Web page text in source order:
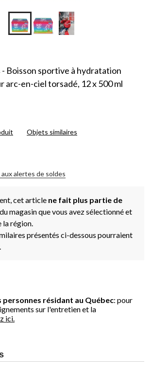
- Boisson sportive à hydratation
arc-en-ciel torsadé, 12 x 500 ml
Objets similaires
alertes de soldes
cet article ne fait plus partie de
du magasin que vous avez sélectionné et
la région.
présentés ci-dessous pourraient
résidant au Québec: pour
sur l'entretien et la
ici.